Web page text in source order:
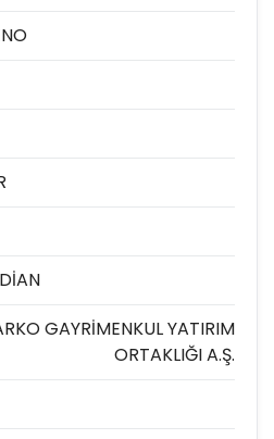
GAYRİMENKUL YATIRIM
ORTAKLIĞI A.Ş.